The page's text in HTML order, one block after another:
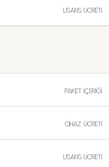
LİSANS ÜCRETİ
PAKET İÇERİĞİ
CİHAZ ÜCRETİ
LİSANS ÜCRETİ